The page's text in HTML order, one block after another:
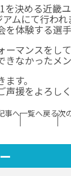
決める近畿
ムにて行われ
を体験する選
ーマンスをし
きなかったメ
す。
声援をよろし
事へ一覧へ戻る次